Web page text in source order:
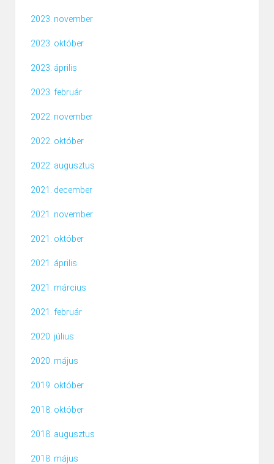
2023. november
2023. október
2023. április
2023. február
2022. november
2022. október
2022. augusztus
2021. december
2021. november
2021. október
2021. április
2021. március
2021. február
2020. július
2020. május
2019. október
2018. október
2018. augusztus
2018. május